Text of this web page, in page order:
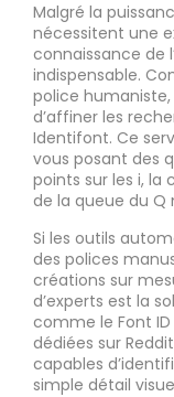
Malgré la
nécessitent une
connaissance de
indispensable.
police
d’affiner les
Identifont. Ce
vous posant des
points sur les i, la
de la queue du Q
Si les outils
des polices
créations sur
d’experts est la
comme le Font
dédiées sur
capables
simple détail